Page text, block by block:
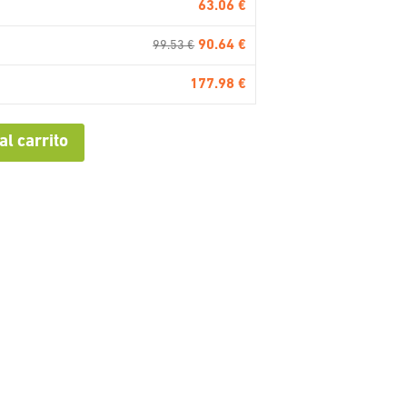
63.06 €
99.53 € 90.64 €
177.98 €
carrito